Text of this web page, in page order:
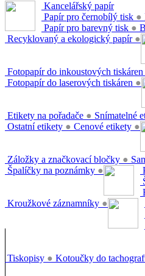
Kancelářský papír
Papír pro černobílý tisk ●
Papír pro barevný tisk ●
Recyklovaný a ekologický papír ●
Fotopapír do inkoustových tiskáren
Fotopapír do laserových tiskáren ●
Etikety na pořadače ● Snímatelné
Ostatní etikety ● Cenové etikety ●
Záložky a značkovací bločky ●
Špalíčky na poznámky ●
Kroužkové záznamníky ●
Tiskopisy ● Kotoučky do